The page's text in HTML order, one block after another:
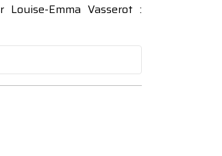
Emma Vasserot :